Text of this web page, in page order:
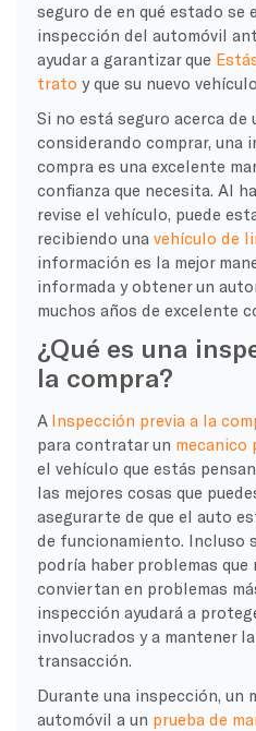
seguro de en qué estado se
inspección del automóvil
ayudar a garantizar que
trato y que su nuevo
Si no está seguro acerca de
considerando comprar, una
compra es una excelente
confianza que necesita. Al
revise el vehículo, puede
recibiendo una vehículo de
información es la mejor
informada y obtener un
muchos años de excelente
¿Qué es una
la compra?
A Inspección previa a la
para contratar un mecanico
el vehículo que estás
las mejores cosas que
asegurarte de que el auto
de funcionamiento. Incluso
podría haber problemas que
conviertan en problemas
inspección ayudará a
involucrados y a mantener
transacción.
Durante una inspección, un
automóvil a un prueba de